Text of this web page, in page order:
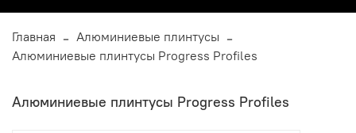
Главная
Алюминиевые плинтусы
Алюминиевые плинтусы Progress Profiles
Алюминиевые плинтусы Progress Profiles